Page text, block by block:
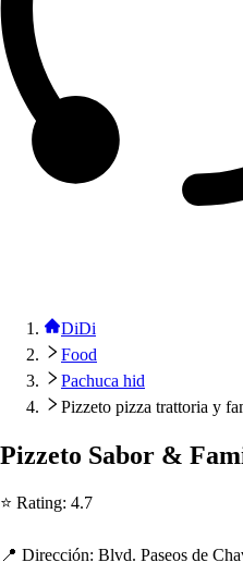
DiDi
Food
Pachuca hid
Pizzeto pizza trattoria y
Pizzeto Sabor &
⭐ Rating: 4.7
📍 Dirección: Blvd. Paseos de Ch